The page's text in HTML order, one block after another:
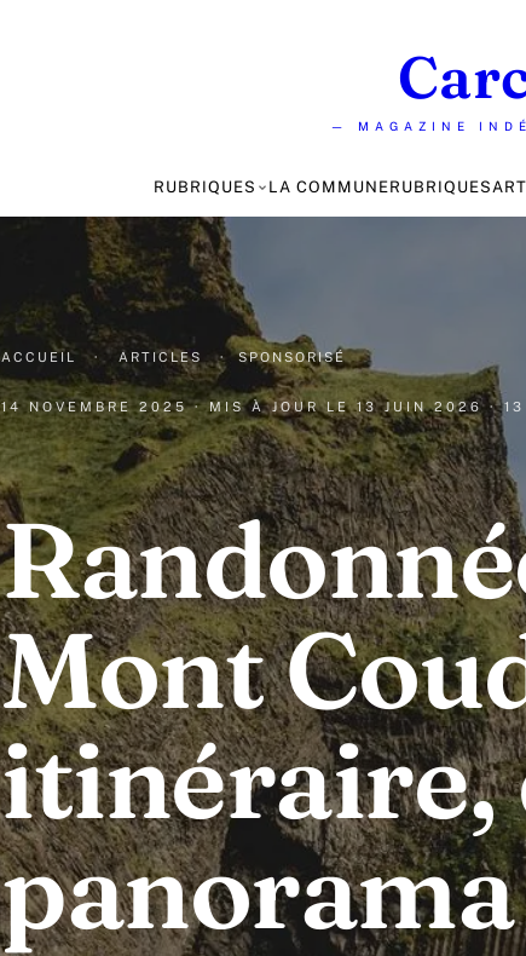
— MAGAZINE
RUBRIQUES LA COMMUNERUBRIQUES
ACCUEIL · ARTICLES · SPONSORISÉ
14 NOVEMBRE 2025 · MIS À JOUR LE13 JUIN 2026 ·
Mont
itinéraire,
panorama